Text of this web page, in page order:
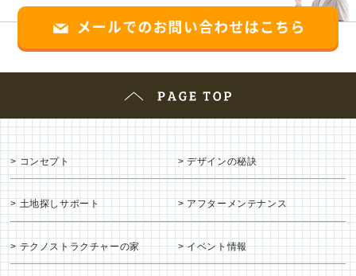
コンセプト デザインの秘訣
土地探しサポート アフターメンテナンス
テクノストラクチャーの家 イベント情報